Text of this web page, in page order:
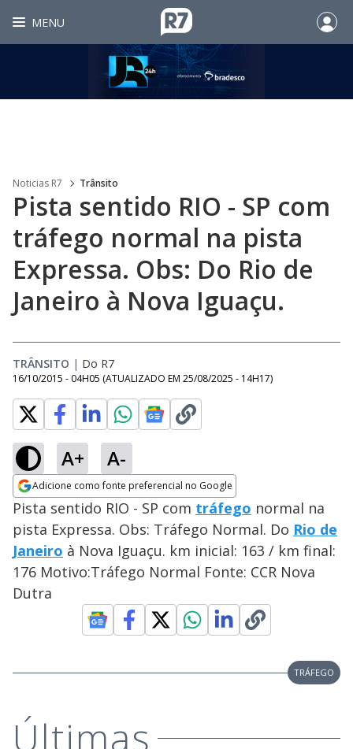
MENU
Noticias R7 Trânsito
Pista sentido RIO - SP com
tráfego normal na pista
Expressa. Obs: Do Rio de
Janeiro à Nova Iguaçu.
TRÂNSITO | Do R7
16/10/2015 - 04H05 (ATUALIZADO EM 25/08/2025 - 14H17)
A+ A-
Adicione como fonte preferencial no Google
Opens in new window
Pista sentido RIO - SP com tráfego normal na
pista Expressa. Obs: Tráfego Normal. Do Rio de
Janeiro à Nova Iguaçu. km inicial: 163 / km final:
176 Motivo:Tráfego Normal Fonte: CCR Nova
Dutra
TRÁFEGO
Últimas